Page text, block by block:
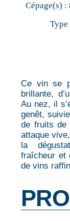
Cépage(s) :
Ce vin se
brillante,
Au nez, il
genêt,
de fruits de
attaque
la
fraîcheur et
de vins